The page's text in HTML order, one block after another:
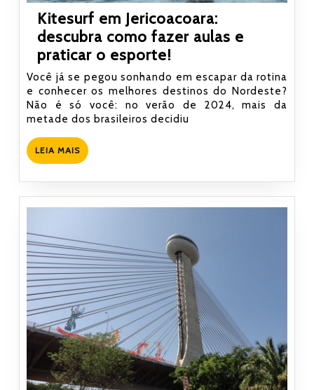
Kitesurf em Jericoacoara:
descubra como fazer aulas e
praticar o esporte!
em
Jericoacoara:
descubra
como
e
praticar
esporte!
Você já se pegou sonhando em escapar da rotina
e conhecer os melhores destinos do Nordeste?
Não é só você: no verão de 2024, mais da
metade dos brasileiros decidiu
LEIA MAISLEIA
MAIS